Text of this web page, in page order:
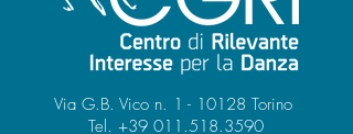
Via G.B. Vico n. 1 - 10128 Torino
Tel. +39 011.518.3590